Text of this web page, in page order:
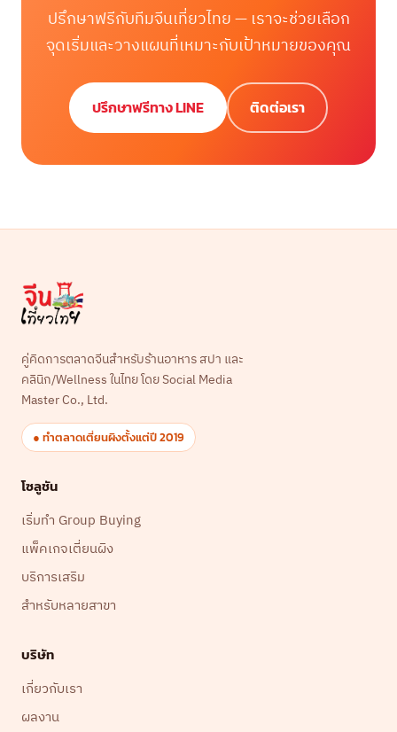
ปรึกษาฟรีกับทีมจีนเที่ยวไทย — เราจะช่วยเลือก
จุดเริ่มและวางแผนที่เหมาะกับเป้าหมายของคุณ
ปรึกษาฟรีทาง LINE ติดต่อเรา
คู่คิดการตลาดจีนสำหรับร้านอาหาร สปา และ
คลินิก/Wellness ในไทย โดย Social Media
Master Co., Ltd.
● ทำตลาดเตี่ยนผิงตั้งแต่ปี 2019
โซลูชัน
เริ่มทำ Group Buying
แพ็คเกจเตี่ยนผิง
บริการเสริม
สำหรับหลายสาขา
บริษัท
เกี่ยวกับเรา
ผลงาน